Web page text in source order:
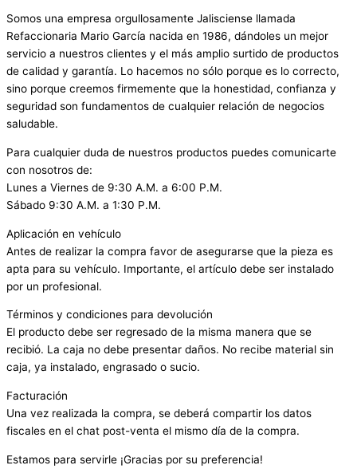
Somos una empresa orgullosamente Jalisciense llamada
Refaccionaria Mario García nacida en 1986, dándoles un mejor
servicio a nuestros clientes y el más amplio surtido de productos
de calidad y garantía. Lo hacemos no sólo porque es lo correcto,
sino porque creemos firmemente que la honestidad, confianza y
seguridad son fundamentos de cualquier relación de negocios
saludable.
Para cualquier duda de nuestros productos puedes comunicarte
con nosotros de:
Lunes a Viernes de 9:30 A.M. a 6:00 P.M.
Sábado 9:30 A.M. a 1:30 P.M.
Aplicación en vehículo
Antes de realizar la compra favor de asegurarse que la pieza es
apta para su vehículo. Importante, el artículo debe ser instalado
por un profesional.
Términos y condiciones para devolución
El producto debe ser regresado de la misma manera que se
recibió. La caja no debe presentar daños. No recibe material sin
caja, ya instalado, engrasado o sucio.
Facturación
Una vez realizada la compra, se deberá compartir los datos
fiscales en el chat post-venta el mismo día de la compra.
Estamos para servirle ¡Gracias por su preferencia!